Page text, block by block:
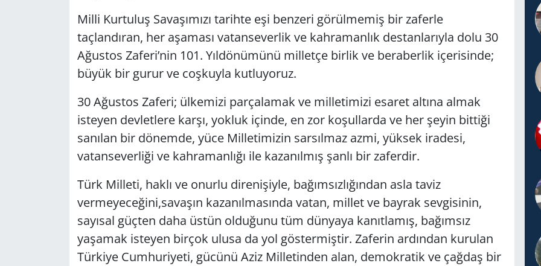
Milli Kurtuluş Savaşımızı tarihte eşi benzeri görülmemiş bir zaferle
taçlandıran, her aşaması vatanseverlik ve kahramanlık destanlarıyla dolu 30
Ağustos Zaferi’nin 101. Yıldönümünü milletçe birlik ve beraberlik içerisinde;
büyük bir gurur ve coşkuyla kutluyoruz.
30 Ağustos Zaferi; ülkemizi parçalamak ve milletimizi esaret altına almak
isteyen devletlere karşı, yokluk içinde, en zor koşullarda ve her şeyin bittiği
sanılan bir dönemde, yüce Milletimizin sarsılmaz azmi, yüksek iradesi,
vatanseverliği ve kahramanlığı ile kazanılmış şanlı bir zaferdir.
Türk Milleti, haklı ve onurlu direnişiyle, bağımsızlığından asla taviz
vermeyeceğini,savaşın kazanılmasında vatan, millet ve bayrak sevgisinin,
sayısal güçten daha üstün olduğunu tüm dünyaya kanıtlamış, bağımsız
yaşamak isteyen birçok ulusa da yol göstermiştir. Zaferin ardından kurulan
Türkiye Cumhuriyeti, gücünü Aziz Milletinden alan, demokratik ve çağdaş bir